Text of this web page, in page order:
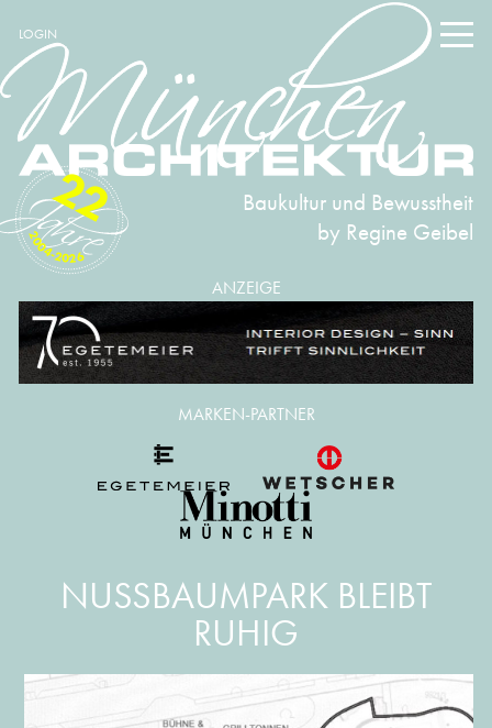
LOGIN
Baukultur und Bewusstheit
by Regine Geibel
2004-2026
22
ANZEIGE
NUSSBAUMPARK BLEIBT R
UHIG